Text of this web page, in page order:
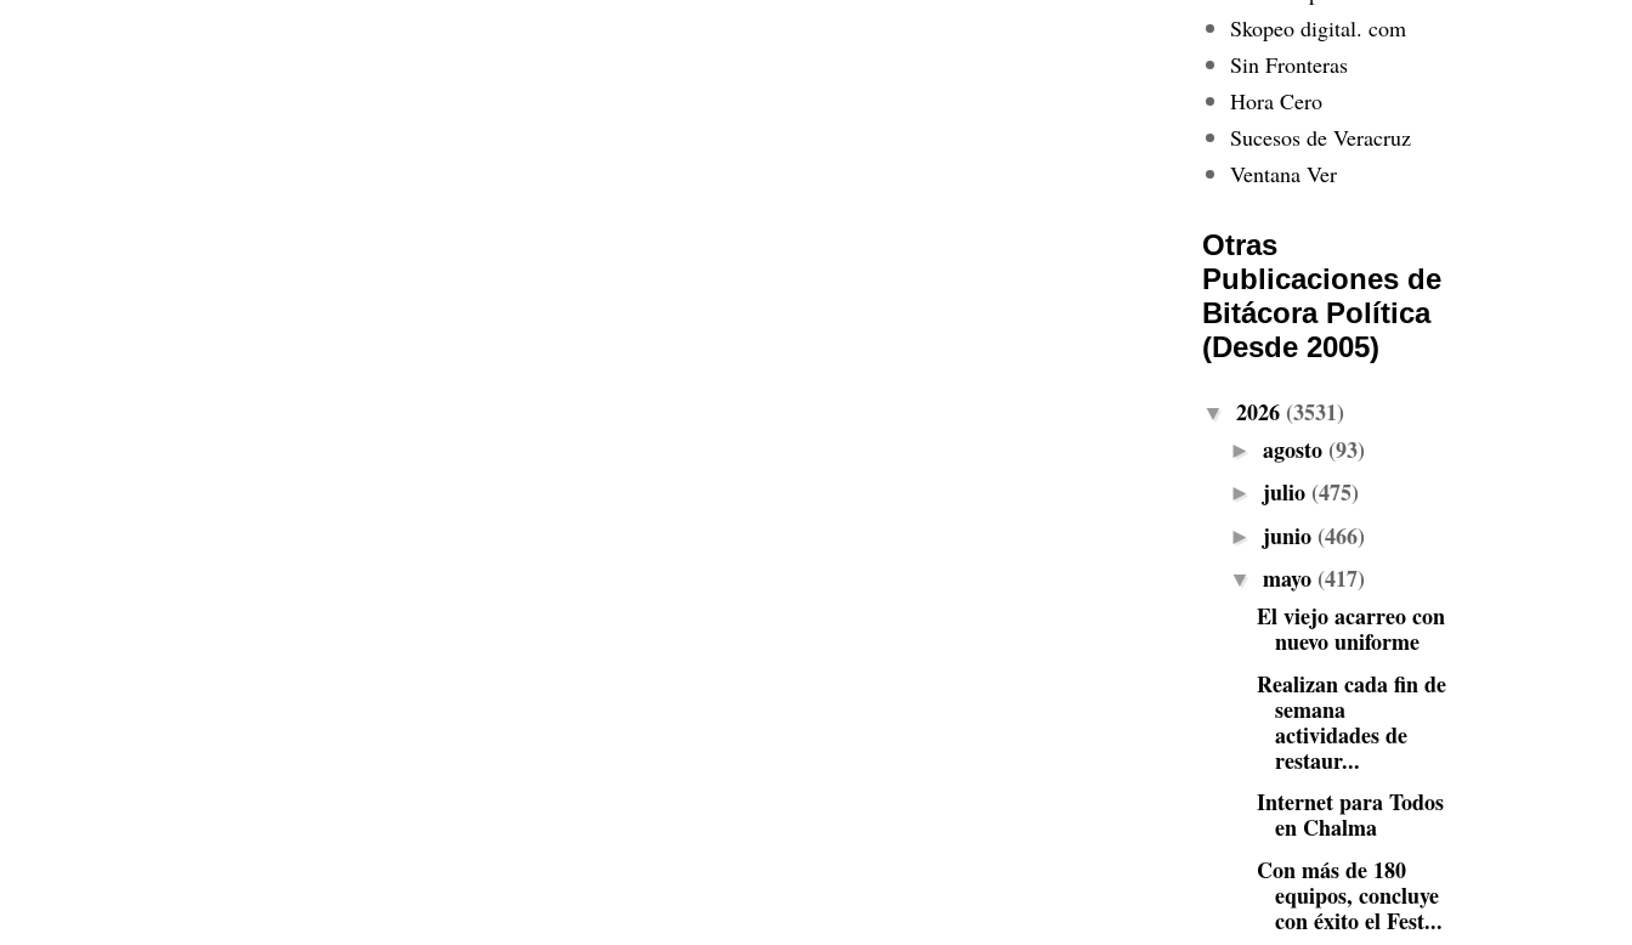
Skopeo digital. com
Sin Fronteras
Hora Cero
Sucesos de Veracruz
Ventana Ver
Otras
Publicaciones de
Bitácora Política
(Desde 2005)
▼ 2026 (3531)
► agosto (93)
► julio (475)
► junio (466)
▼ mayo (417)
El viejo acarreo con
nuevo uniforme
Realizan cada fin de
semana
actividades de
restaur...
Internet para Todos
en Chalma
Con más de 180
equipos, concluye
con éxito el Fest...